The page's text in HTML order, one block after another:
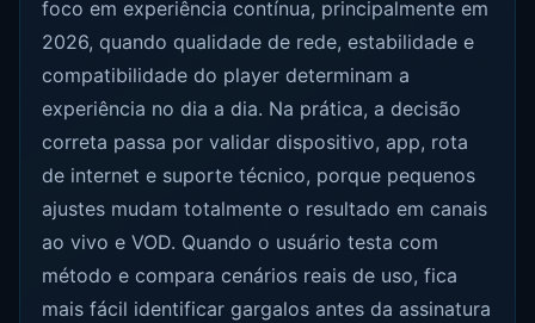
foco em experiência contínua, principalmente em
2026, quando qualidade de rede, estabilidade e
compatibilidade do player determinam a
experiência no dia a dia. Na prática, a decisão
correta passa por validar dispositivo, app, rota
de internet e suporte técnico, porque pequenos
ajustes mudam totalmente o resultado em canais
ao vivo e VOD. Quando o usuário testa com
método e compara cenários reais de uso, fica
mais fácil identificar gargalos antes da assinatura